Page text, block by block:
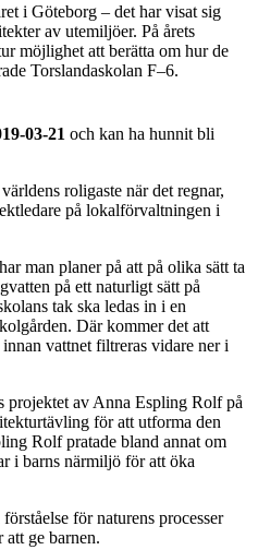
i Göteborg – det har visat sig
av utemiljöer. På årets
möjlighet att berätta om hur de
Torslandaskolan F–6.
03-21 och kan ha hunnit bli
roligaste när det regnar,
på lokalförvaltningen i
man planer på att på olika sätt ta
på ett naturligt sätt på
tak ska ledas in i en
Där kommer det att
vattnet filtreras vidare ner i
projektet av Anna Espling Rolf på
för att utforma den
Rolf pratade bland annat om
i barns närmiljö för att öka
för naturens processer
att ge barnen.